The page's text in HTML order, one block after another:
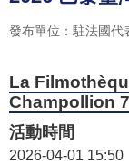
發布單位：駐法國代
La
Champollion
活動時間
2026-04-01 15:50